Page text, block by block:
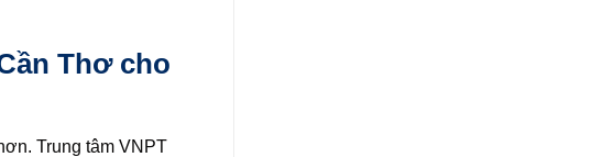
Thơ cho
Trung tâm VNPT